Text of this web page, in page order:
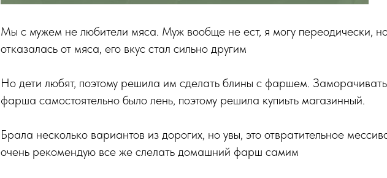
Мы с мужем не любители мяса. Муж вообще не ест, я могу переодически,
отказалась от мяса, его вкус стал сильно другим
Но дети любят, поэтому решила им сделать блины с фаршем.
фарша самостоятельно было лень, поэтому решила купиьть магазинный.
Брала несколько вариантов из дорогих, но увы, это отвратительное
очень рекомендую все же слелать домашний фарш самим